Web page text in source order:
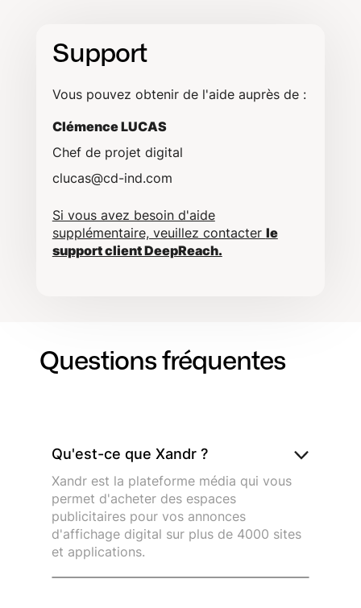
Support
Vous pouvez obtenir de l'aide auprès de :
Clémence LUCAS
Chef de projet digital
clucas@cd-ind.com
Si vous avez besoin d'aide
supplémentaire, veuillez contacter le
support client DeepReach.
Questions fréquentes
Qu'est-ce que Xandr ?
Xandr est la plateforme média qui vous
permet d'acheter des espaces
publicitaires pour vos annonces
d'affichage digital sur plus de 4000 sites
et applications.